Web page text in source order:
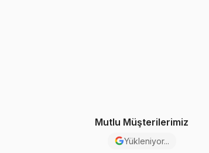
Mutlu Müşterilerimiz
Yükleniyor...